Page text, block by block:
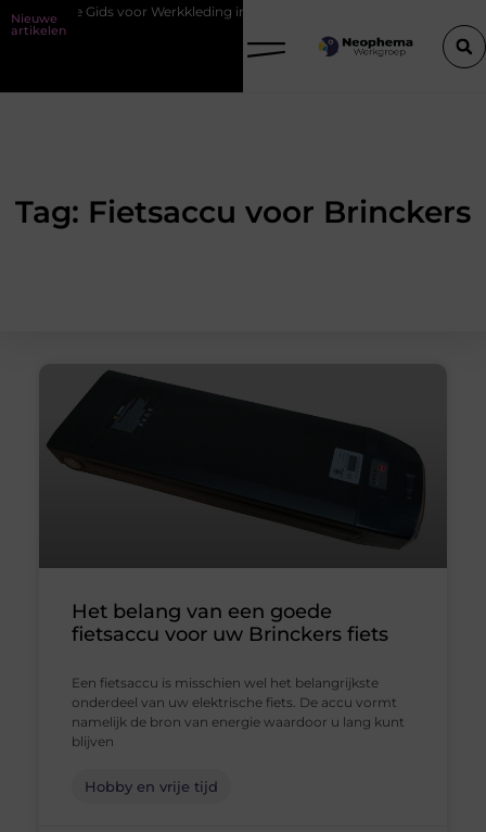
Nieuwe
artikelen
Gids voor Werkkleding in Purmerend
Tag: Fietsaccu voor Brinckers
Het belang van een goede
fietsaccu voor uw Brinckers fiets
Een fietsaccu is misschien wel het belangrijkste
onderdeel van uw elektrische fiets. De accu vormt
namelijk de bron van energie waardoor u lang kunt
blijven
Hobby en vrije tijd